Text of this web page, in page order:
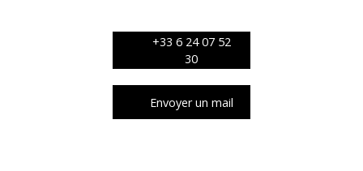
+33 6 24 07 52
30
Envoyer un mail